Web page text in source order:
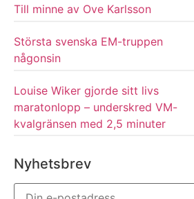
Till minne av Ove Karlsson
Största svenska EM-truppen
någonsin
Louise Wiker gjorde sitt livs
maratonlopp – underskred VM-
kvalgränsen med 2,5 minuter
Nyhetsbrev